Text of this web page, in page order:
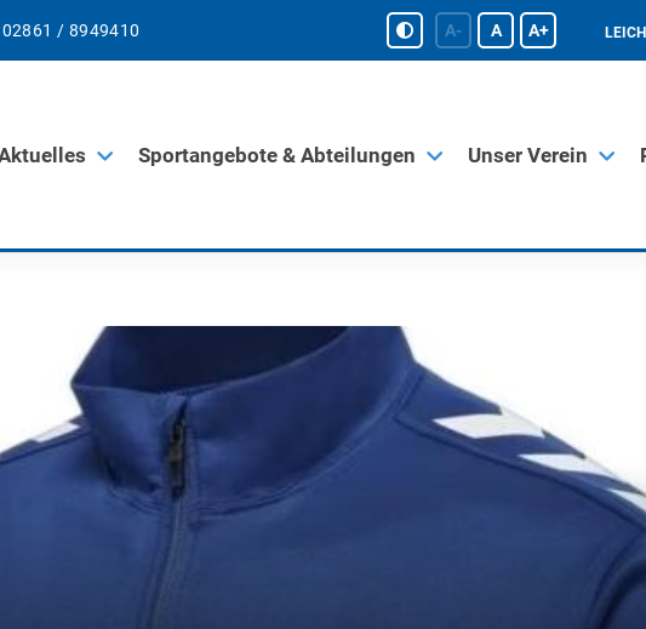
02861 / 8949410 A- A A+
Sportangebote & Abteilungen Unser Verein